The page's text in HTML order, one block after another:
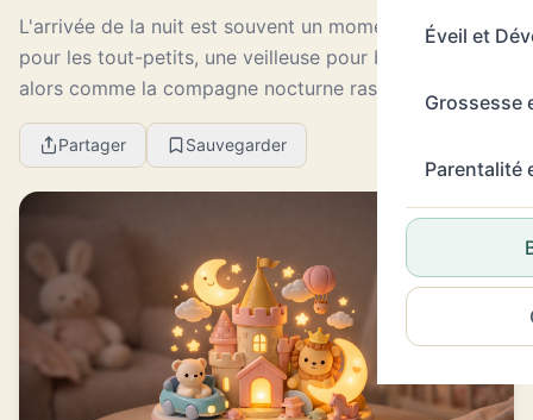
Éveil et
Grossesse
Parentalité
L'arrivée de la nuit est souvent un moment délicat
pour les tout-petits, une veilleuse pour bébé s'impose
alors comme la compagne nocturne rassurante. Face à
ce besoin, l'enseigne King Jouet se profil...
Partager Sauvegarder